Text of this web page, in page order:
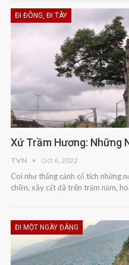
ĐI ĐÔNG, ĐI TÂY
Xứ Trầm Hương: Những
TVN Oct 6, 2022
Coi như thắng cảnh cổ tích những
chiền, xây cất đã trên trăm năm,
ĐI MỘT NGÀY ĐÀNG